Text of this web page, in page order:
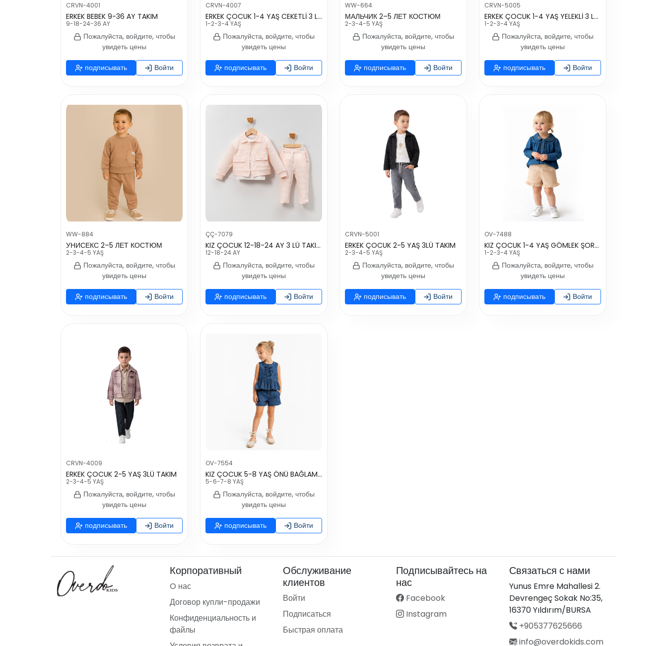
CRVN-4001
ERKEK BEBEK 9-36 AY TAKIM
9-18-24-36 AY
Пожалуйста, войдите, чтобы
увидеть цены
подписывать Войти
CRVN-4007
ERKEK ÇOCUK 1-4 YAŞ CEKETLİ 3 LÜ TAKIM
1-2-3-4 YAŞ
Пожалуйста, войдите, чтобы
увидеть цены
подписывать Войти
WW-664
МАЛЬЧИК 2–5 ЛЕТ КОСТЮМ
2-3-4-5 YAŞ
Пожалуйста, войдите, чтобы
увидеть цены
подписывать Войти
CRVN-5005
ERKEK ÇOCUK 1-4 YAŞ YELEKLİ 3 LÜ TAKIM
1-2-3-4 YAŞ
Пожалуйста, войдите, чтобы
увидеть цены
подписывать Войти
WW-884
УНИСЕКС 2–5 ЛЕТ КОСТЮМ
2-3-4-5 YAŞ
Пожалуйста, войдите, чтобы
увидеть цены
подписывать Войти
ÇÇ-7079
KIZ ÇOCUK 12-18-24 AY 3 LÜ TAKIM -
12-18-24 AY
Пожалуйста, войдите, чтобы
увидеть цены
подписывать Войти
CRVN-5001
ERKEK ÇOCUK 2-5 YAŞ 3LÜ TAKIM
2-3-4-5 YAŞ
Пожалуйста, войдите, чтобы
увидеть цены
подписывать Войти
OV-7488
KIZ ÇOCUK 1-4 YAŞ GÖMLEK ŞORT KOT TAKIM
1-2-3-4 YAŞ
Пожалуйста, войдите, чтобы
увидеть цены
подписывать Войти
CRVN-4009
ERKEK ÇOCUK 2-5 YAŞ 3LÜ TAKIM
2-3-4-5 YAŞ
Пожалуйста, войдите, чтобы
увидеть цены
подписывать Войти
OV-7554
KIZ ÇOCUK 5-8 YAŞ ÖNÜ BAĞLAMALI ŞORTLU 2 Lİ TAKIM
5-6-7-8 YAŞ
Пожалуйста, войдите, чтобы
увидеть цены
подписывать Войти
Корпоративный
O нас
Договор купли-продажи
Конфиденциальность и
файлы
Обслуживание
клиентов
Войти
Подписаться
Быстрая оплата
Подписывайтесь на
нас
Facebook
Instagram
Связаться с нами
Yunus Emre Mahallesi 2.
Devrengeç Sokak No:35,
16370 Yıldırım/BURSA
+905377625666
info@overdokids.com